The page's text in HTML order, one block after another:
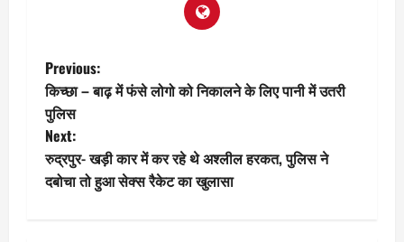
P
o
s
t
Previous:
किच्छा – बाढ़ में फंसे लोगो को निकालने के लिए पानी में उतरी
पुलिस
Next:
रुद्रपुर- खड़ी कार में कर रहे थे अश्लील हरकत, पुलिस ने
दबोचा तो हुआ सेक्स रैकेट का खुलासा